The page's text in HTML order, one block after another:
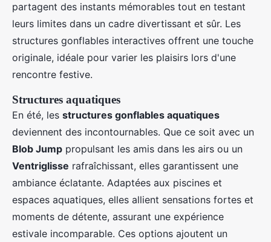
partagent des instants mémorables tout en testant
leurs limites dans un cadre divertissant et sûr. Les
structures gonflables interactives offrent une touche
originale, idéale pour varier les plaisirs lors d'une
rencontre festive.
Structures aquatiques
En été, les structures gonflables aquatiques
deviennent des incontournables. Que ce soit avec un
Blob Jump propulsant les amis dans les airs ou un
Ventriglisse rafraîchissant, elles garantissent une
ambiance éclatante. Adaptées aux piscines et
espaces aquatiques, elles allient sensations fortes et
moments de détente, assurant une expérience
estivale incomparable. Ces options ajoutent un